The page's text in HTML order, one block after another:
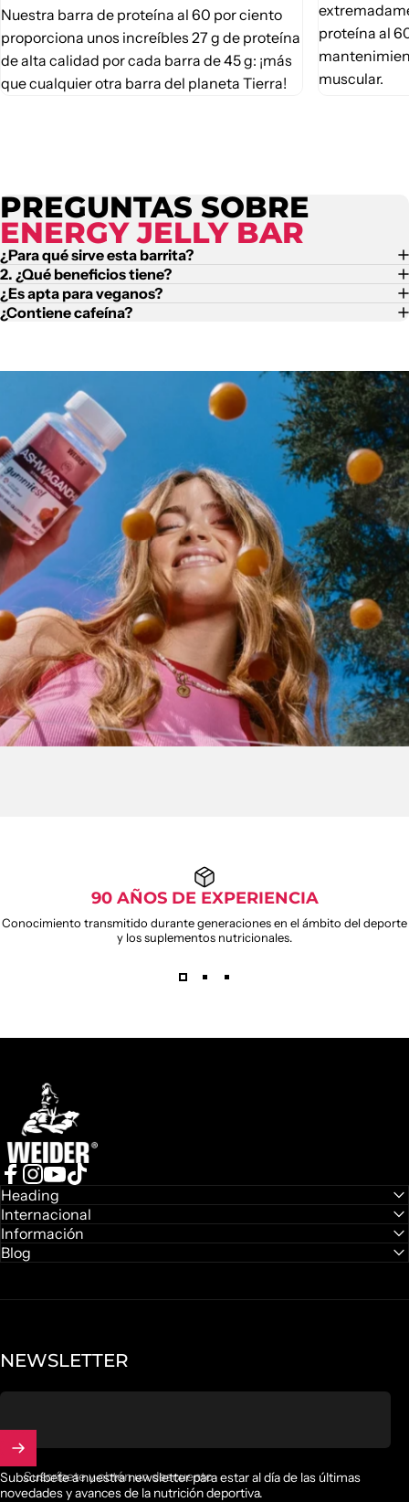
Nuestra barra de proteína al 60 por ciento
proporciona unos increíbles 27 g de proteína
de alta calidad por cada barra de 45 g: ¡más
que cualquier otra barra del planeta Tierra!
proteína al
muscular.
PREGUNTAS SOBRE
ENERGY JELLY BAR
¿Para qué sirve esta barrita?
2. ¿Qué beneficios tiene?
¿Es apta para veganos?
¿Contiene cafeína?
WEIDER
Deja atrás las cápsulas y cambia a una forma dulce de
cuidarte
Descubrir gummies
90 AÑOS DE EXPERIENCIA
Conocimiento transmitido durante generaciones en el ámbito del deporte
y los suplementos nutricionales.
Weider
Facebook
Instagram
YouTube
Heading
Internacional
Información
Blog
NEWSLETTER
Suscríbete y obtén un descuento
Subscríbete a nuestra newsletter para estar al día de las últimas
novedades y avances de la nutrición deportiva.